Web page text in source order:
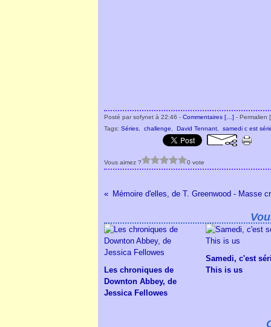
Posté par sofynet à 22:46 - Commentaires [ ] - Permalien [
Tags: Séries challenge David Tennant samedi c est
Vous aimez ? 0 vote
Mémoire d'elles, de T. Greenwood - Masse
Les chroniques de
Downton Abbey, de
Jessica Fellowes
Samedi, c'est
This is us